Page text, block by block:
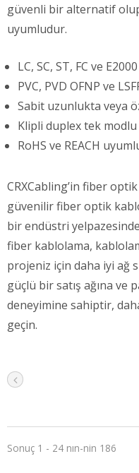
güvenli bir alternatif
uyumludur.
LC, SC, ST, FC ve
PVC, PVD OFNP ve
Sabit uzunlukta veya
Klipli duplex tek
RoHS ve REACH
CRXCabling’in fiber
güvenilir fiber optik
bir endüstri
fiber kablolama,
projeniz için daha iyi ağ
güçlü bir satış ağına ve
deneyimine sahiptir,
geçin.
Sonuç 1 - 24 nın-nin 186